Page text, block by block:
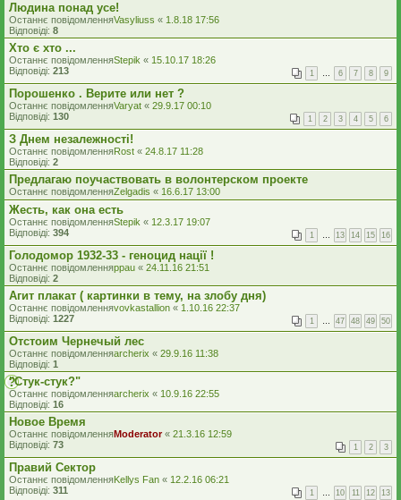
Людина понад усе!
Останнє повідомленняVasyliuss « 1.8.18 17:56
Відповіді: 8
Хто є хто ...
Останнє повідомленняStepik « 15.10.17 18:26
Відповіді: 213 1 … 6 7 8 9
Порошенко . Верите или нет ?
Останнє повідомленняVaryat « 29.9.17 00:10
Відповіді: 130 1 2 3 4 5 6
З Днем незалежності!
Останнє повідомленняRost « 24.8.17 11:28
Відповіді: 2
Предлагаю поучаствовать в волонтерском проекте
Останнє повідомленняZelgadis « 16.6.17 13:00
Жесть, как она есть
Останнє повідомленняStepik « 12.3.17 19:07
Відповіді: 394 1 … 13 14 15 16
Голодомор 1932-33 - геноцид нації !
Останнє повідомленняppau « 24.11.16 21:51
Відповіді: 2
Агит плакат ( картинки в тему, на злобу дня)
Останнє повідомленняvovkastallion « 1.10.16 22:37
Відповіді: 1227 1 … 47 48 49 50
Отстоим Чернечый лес
Останнє повідомленняarcherix « 29.9.16 11:38
Відповіді: 1
"Стук-стук?"
Останнє повідомленняarcherix « 10.9.16 22:55
Відповіді: 16
Новое Время
Останнє повідомленняModerator« 21.3.16 12:59
Відповіді: 73 1 2 3
Правий Сектор
Останнє повідомленняKellys Fan « 12.2.16 06:21
Відповіді: 311 1 … 10 11 12 13